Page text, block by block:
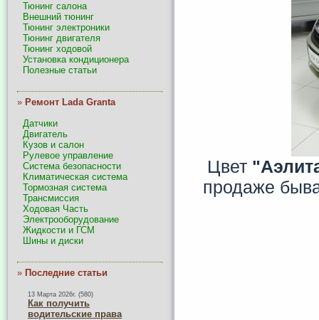
Тюнинг салона
Внешний тюнинг
Тюнинг электроники
Тюнинг двигателя
Тюнинг ходовой
Установка кондиционера
Полезные статьи
» Ремонт Lada Granta
Датчики
Двигатель
Кузов и салон
Рулевое управление
Система безопасности
Климатическая система
Тормозная система
Трансмиссия
Ходовая Часть
Электрооборудование
Жидкости и ГСМ
Шины и диски
» Последние статьи
13 Марта 2026г. (580)
Как получить
водительские права
Цвет
продаже